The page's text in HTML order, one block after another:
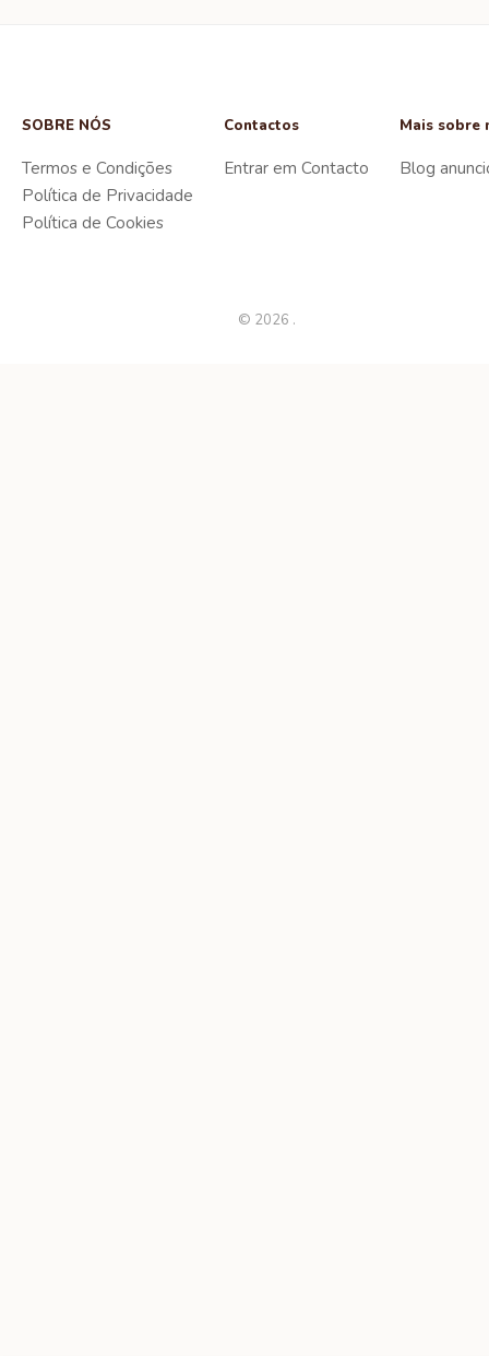
SOBRE NÓS
Termos e Condições
Política de Privacidade
Política de Cookies
Contactos
Entrar em Contacto
Mais sobre
Blog
© 2026 .